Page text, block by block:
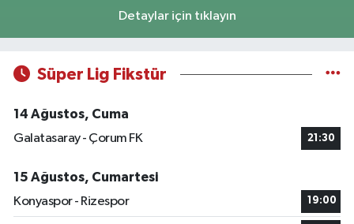
Detaylar için tıklayın
Süper Lig Fikstür
14 Ağustos, Cuma
Galatasaray - Çorum FK
21:30
15 Ağustos, Cumartesi
Konyaspor - Rizespor
19:00